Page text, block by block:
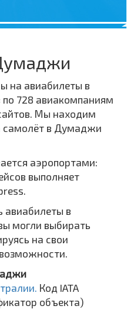
на авиабилеты в
728 авиакомпаниям
Мы находим
самолёт в Думаджи
аэропортами:
выполняет
авиабилеты в
могли выбирать
на свои
Код IATA
объекта)